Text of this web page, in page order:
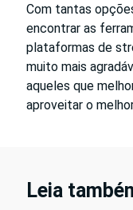
Com tantas
encontrar as
plataformas de
muito mais
aqueles que
aproveitar o
Leia